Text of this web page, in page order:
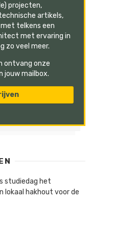
projecten,
artikels,
telkens een
met ervaring in
zo veel meer.
ontvang onze
jouw mailbox.
studiedag het
lokaal hakhout voor de